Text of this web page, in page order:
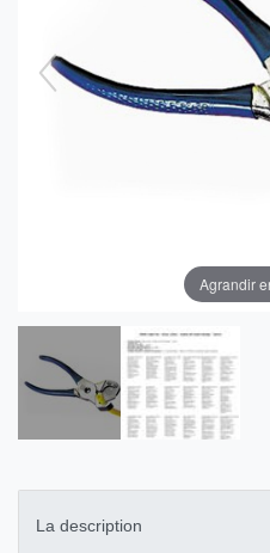
Agrandir
La description